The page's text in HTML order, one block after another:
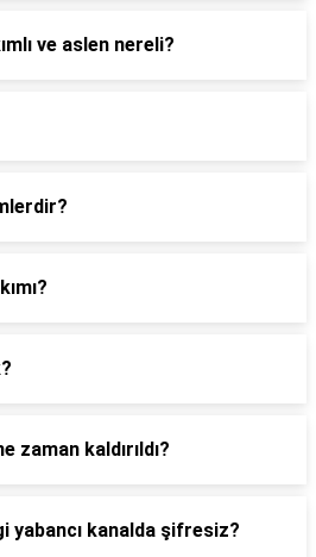
ve aslen nereli?
zaman kaldırıldı?
yabancı kanalda şifresiz?